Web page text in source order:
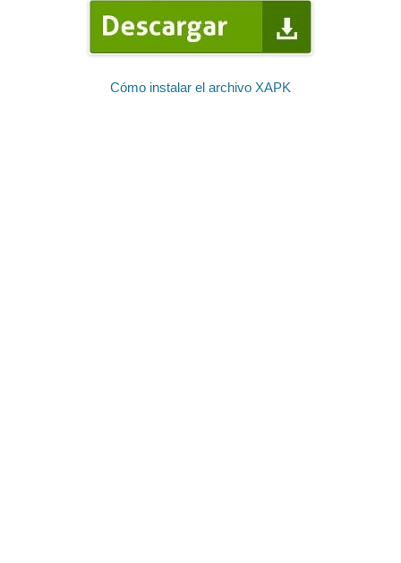
Cómo instalar el archivo XAPK